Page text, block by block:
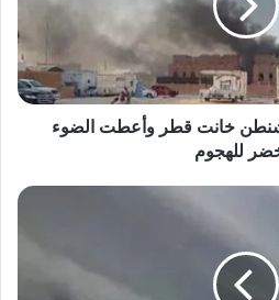
خانت قطر وأعطت الضوء
للهجوم